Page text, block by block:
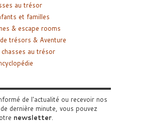
au trésor
et familles
& escape rooms
trésors & Aventure
au trésor
de l'actualité ou recevoir nos
dernière minute, vous pouvez
newsletter.